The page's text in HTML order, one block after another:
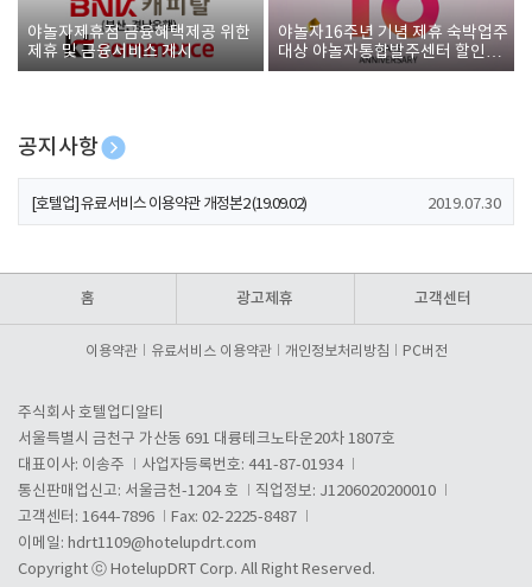
야놀자제휴점 금융혜택제공 위한
제휴 및 금융서비스 게시
야놀자16주년 기념 제휴 숙박업주
대상 야놀자통합발주센터 할인쿠
폰 증정
공지사항
[호텔업] 개인정보 처리방침 개정본1 (19.09.02)
[호텔업] 유료서비스 이용약관 개정본2 (19.09.02) 2019.07.30
홈 광고제휴 고객센터
이용약관 유료서비스 이용약관 개인정보처리방침 PC버전
주식회사 호텔업디알티
서울특별시 금천구 가산동 691 대륭테크노타운20차 1807호
대표이사: 이송주
사업자등록번호: 441-87-01934
통신판매업신고: 서울금천-1204 호
직업정보: J1206020200010
고객센터: 1644-7896
Fax: 02-2225-8487
이메일: hdrt1109@hotelupdrt.com
Copyright ⓒ HotelupDRT Corp. All Right Reserved.